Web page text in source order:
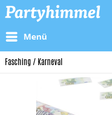
Menü
Fasching / Karneval